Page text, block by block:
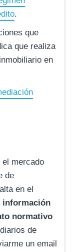
.
que
que realiza
en
el mercado
de
en el
información
normativo
de
un email